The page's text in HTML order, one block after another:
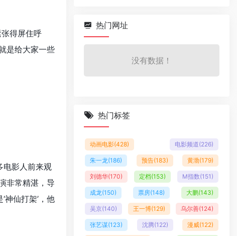
得屏住呼
是给大家一些
电影人前来观
非常精湛，导
神仙打架’，他
热门网址
没有数据！
热门标签
动画电影(428) 电影频道(226)
朱一龙(186) 预告(183) 黄渤(179)
刘德华(170) 定档(153) M指数(151)
成龙(150) 票房(148) 大鹏(143)
吴京(140) 王一博(129) 乌尔善(124)
张艺谋(123) 沈腾(122) 漫威(122)